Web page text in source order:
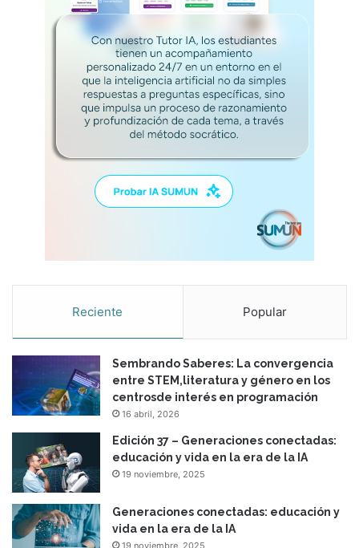
Reciente Popular
Sembrando Saberes: La convergencia
entre STEM,literatura y género en los
centrosde interés en programación
16 abril, 2026
Edición 37 – Generaciones conectadas:
educación y vida en la era de la IA
19 noviembre, 2025
Generaciones conectadas: educación y
vida en la era de la IA
19 noviembre, 2025